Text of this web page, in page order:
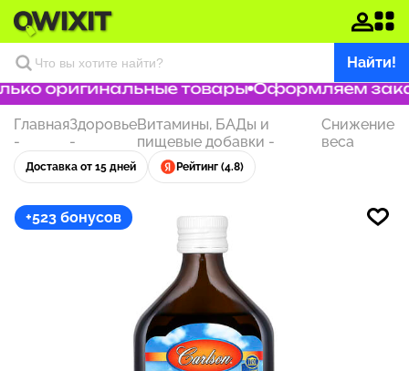
Найти!
оригинальные товары Оформляем заказ
Главная
-
Здоровье
-
Витамины, БАДы и
пищевые добавки -
Снижение
веса
Доставка от 15 дней Рейтинг (4.8)
+523 бонусов